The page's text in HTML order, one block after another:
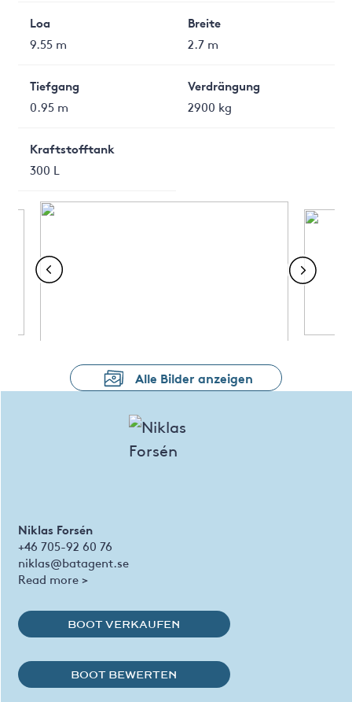
Loa
9.55 m
Breite
2.7 m
Tiefgang
0.95 m
Verdrängung
2900 kg
Kraftstofftank
300 L
Alle Bilder anzeigen
Niklas Forsén
+46 705-92 60 76
niklas@batagent.se
Read more >
BOOT VERKAUFEN
BOOT BEWERTEN